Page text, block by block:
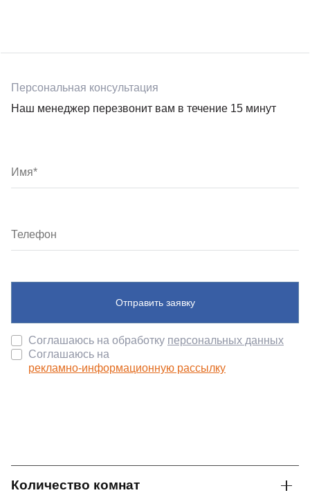
Персональная консультация
Наш менеджер перезвонит вам в течение 15 минут
Отправить заявку
Соглашаюсь на обработку персональных данных
Соглашаюсь на
рекламно-информационную рассылку
Количество комнат